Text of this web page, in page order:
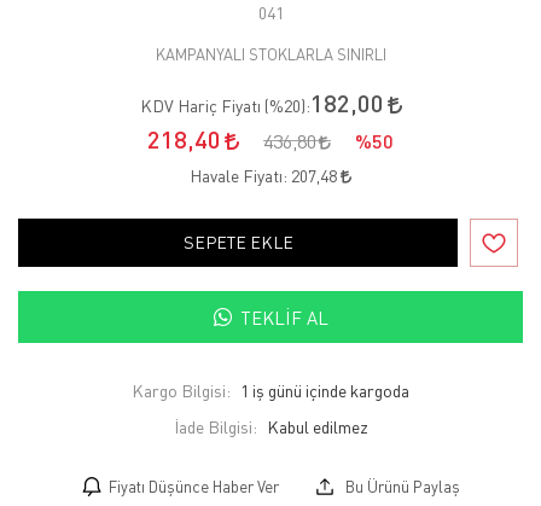
041
KAMPANYALI STOKLARLA SINIRLI
KDV Hariç Fiyatı (%20):182,00
218,40
436,80 %50
Havale Fiyatı: 207,48
SEPETE EKLE
TEKLIF AL
Kargo Bilgisi:
1 iş günü içinde kargoda
İade Bilgisi:
Fiyatı Düşünce Haber Ver Bu Ürünü Paylaş